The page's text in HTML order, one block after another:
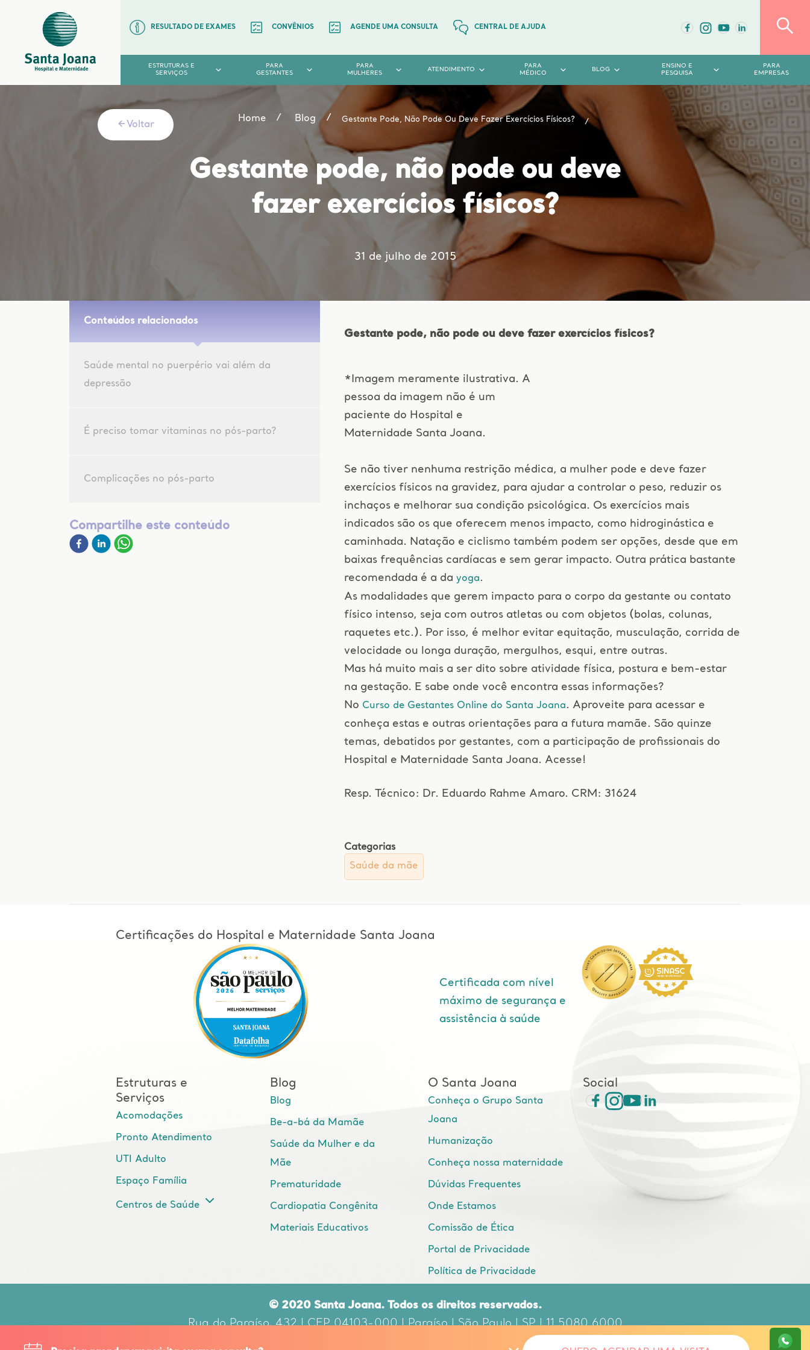
RESULTADO DE EXAMES CONVÊNIOS AGENDE UMA CONSULTA CENTRAL DE AJUDA
ESTRUTURAS E
SERVIÇOS
PARA
GESTANTES
PARA
MULHERES
ATENDIMENTO
PARA
MÉDICO
BLOG
ENSINO E
PESQUISA
PARA
EMPRESAS
Voltar
Home Blog Gestante Pode, Não Pode Ou Deve Fazer Exercícios Físicos?
Gestante pode, não pode ou deve
fazer exercícios físicos?
31 de julho de 2015
Conteúdos relacionados
Saúde mental no puerpério vai além da
depressão
É preciso tomar vitaminas no pós-parto?
Complicações no pós-parto
Compartilhe este conteúdo
Gestante pode, não pode ou deve fazer exercícios físicos?
*Imagem meramente ilustrativa. A
pessoa da imagem não é um
paciente do Hospital e
Maternidade Santa Joana.
Se não tiver nenhuma restrição médica, a mulher pode e deve fazer
exercícios físicos na gravidez, para ajudar a controlar o peso, reduzir os
inchaços e melhorar sua condição psicológica. Os exercícios mais
indicados são os que oferecem menos impacto, como hidroginástica e
caminhada. Natação e ciclismo também podem ser opções, desde que em
baixas frequências cardíacas e sem gerar impacto. Outra prática bastante
recomendada é a da yoga.
As modalidades que gerem impacto para o corpo da gestante ou contato
físico intenso, seja com outros atletas ou com objetos (bolas, colunas,
raquetes etc.). Por isso, é melhor evitar equitação, musculação, corrida de
velocidade ou longa duração, mergulhos, esqui, entre outras.
Mas há muito mais a ser dito sobre atividade física, postura e bem-estar
na gestação. E sabe onde você encontra essas informações?
No Curso de Gestantes Online do Santa Joana. Aproveite para acessar e
conheça estas e outras orientações para a futura mamãe. São quinze
temas, debatidos por gestantes, com a participação de profissionais do
Hospital e Maternidade Santa Joana. Acesse!
Resp. Técnico: Dr. Eduardo Rahme Amaro. CRM: 31624
Categorias
Saúde da mãe
Certificações do Hospital e Maternidade Santa Joana
Certificada com nível
máximo de segurança e
assistência à saúde
Estruturas e
Serviços
Acomodações
Pronto Atendimento
UTI Adulto
Espaço Família
Centros de Saúde
Blog
Blog
Be-a-bá da Mamãe
Saúde da Mulher e da
Mãe
Prematuridade
Cardiopatia Congênita
Materiais Educativos
O Santa Joana
Conheça o Grupo Santa
Joana
Humanização
Conheça nossa maternidade
Dúvidas Frequentes
Onde Estamos
Comissão de Ética
Portal de Privacidade
Política de Privacidade
Social
© 2020 Santa Joana. Todos os direitos reservados.
Rua do Paraíso, 432 | CEP 04103-000 | Paraíso | São Paulo | SP | 11 5080 6000
Responsável Técnico: DR. EDUARDO CORDIOLI | CRM: 90.587